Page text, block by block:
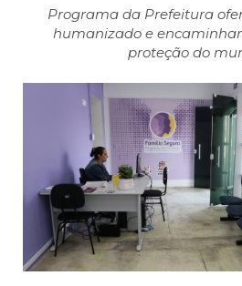
Programa da Prefeitura
humanizado e
proteção do